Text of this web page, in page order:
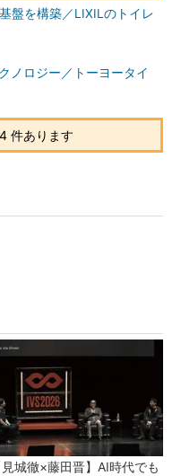
盤を構築／LIXILのトイレ
ノロジー／トーヨータイ
件あります
見城徹×藤田晋】AI時代でも